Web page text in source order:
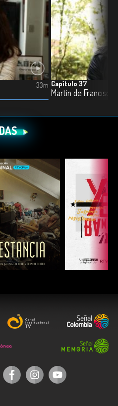
33m Capítulo 37
Martín de Francisco
ESCUCHAR